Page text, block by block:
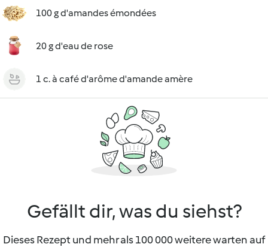
100 g d'amandes émondées
20 g d'eau de rose
1 c. à café d'arôme d'amande amère
Gefällt dir, was du siehst?
Dieses Rezept und mehr als 100 000 weitere warten auf